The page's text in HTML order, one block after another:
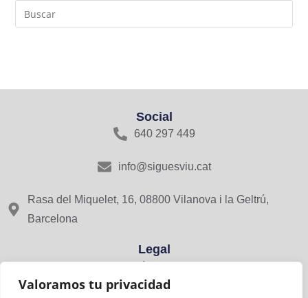
Valoramos tu privacidad
Social
640 297 449
info@siguesviu.cat
Rasa del Miquelet, 16, 08800 Vilanova i la Geltrú,
Barcelona
Legal